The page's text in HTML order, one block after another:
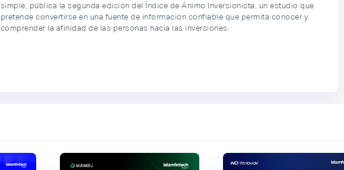
simple, pública la segunda edición del Índice de Ánimo Inversionista, un estudio que
pretende convertirse en una fuente de información confiable que permita conocer y
comprender la afinidad de las personas hacia las inversiones.